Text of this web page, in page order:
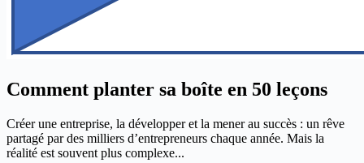
Comment planter sa boîte en 50 leçons
Créer une entreprise, la développer et la mener au succès : un rêve
partagé par des milliers d’entrepreneurs chaque année. Mais la
réalité est souvent plus complexe...